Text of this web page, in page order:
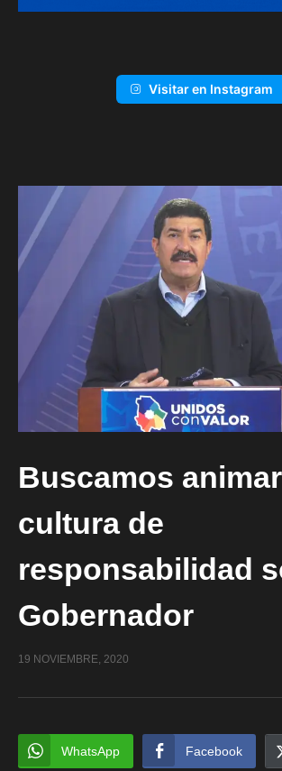
Visitar en Instagram
Buscamos
cultura de
responsabilidad
Gobernador
19 NOVIEMBRE, 2020
WhatsApp Facebook